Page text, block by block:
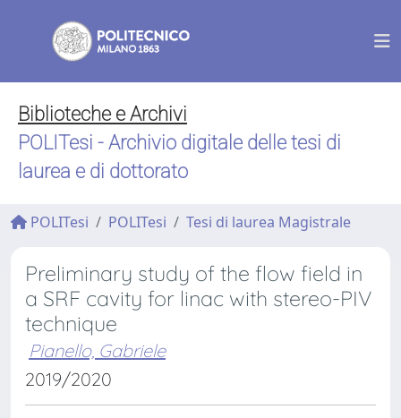
Biblioteche e Archivi
POLITesi - Archivio digitale delle tesi di
laurea e di dottorato
POLITesi POLITesi Tesi di laurea Magistrale
Preliminary study of the flow field in
a SRF cavity for linac with stereo-PIV
technique
Pianello, Gabriele
2019/2020